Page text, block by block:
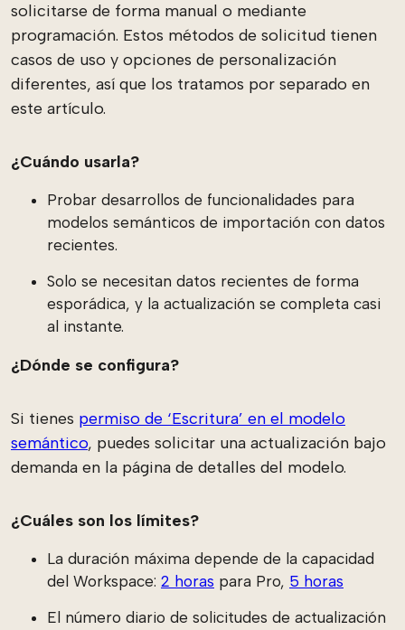
solicitarse de forma manual o mediante
programación. Estos métodos de solicitud tienen
casos de uso y opciones de personalización
diferentes, así que los tratamos por separado en
este artículo.
¿Cuándo usarla?
Probar desarrollos de funcionalidades para
modelos semánticos de importación con datos
recientes.
Solo se necesitan datos recientes de forma
esporádica, y la actualización se completa casi
al instante.
¿Dónde se configura?
Si tienes permiso de ‘Escritura’ en el modelo
semántico, puedes solicitar una actualización bajo
demanda en la página de detalles del modelo.
¿Cuáles son los límites?
La duración máxima depende de la capacidad
del Workspace: 2 horas para Pro, 5 horas
El número diario de solicitudes de actualización